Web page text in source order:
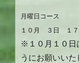
月曜日コース
１０月 ３日 １７
※１０月１０日
うにお願いいた